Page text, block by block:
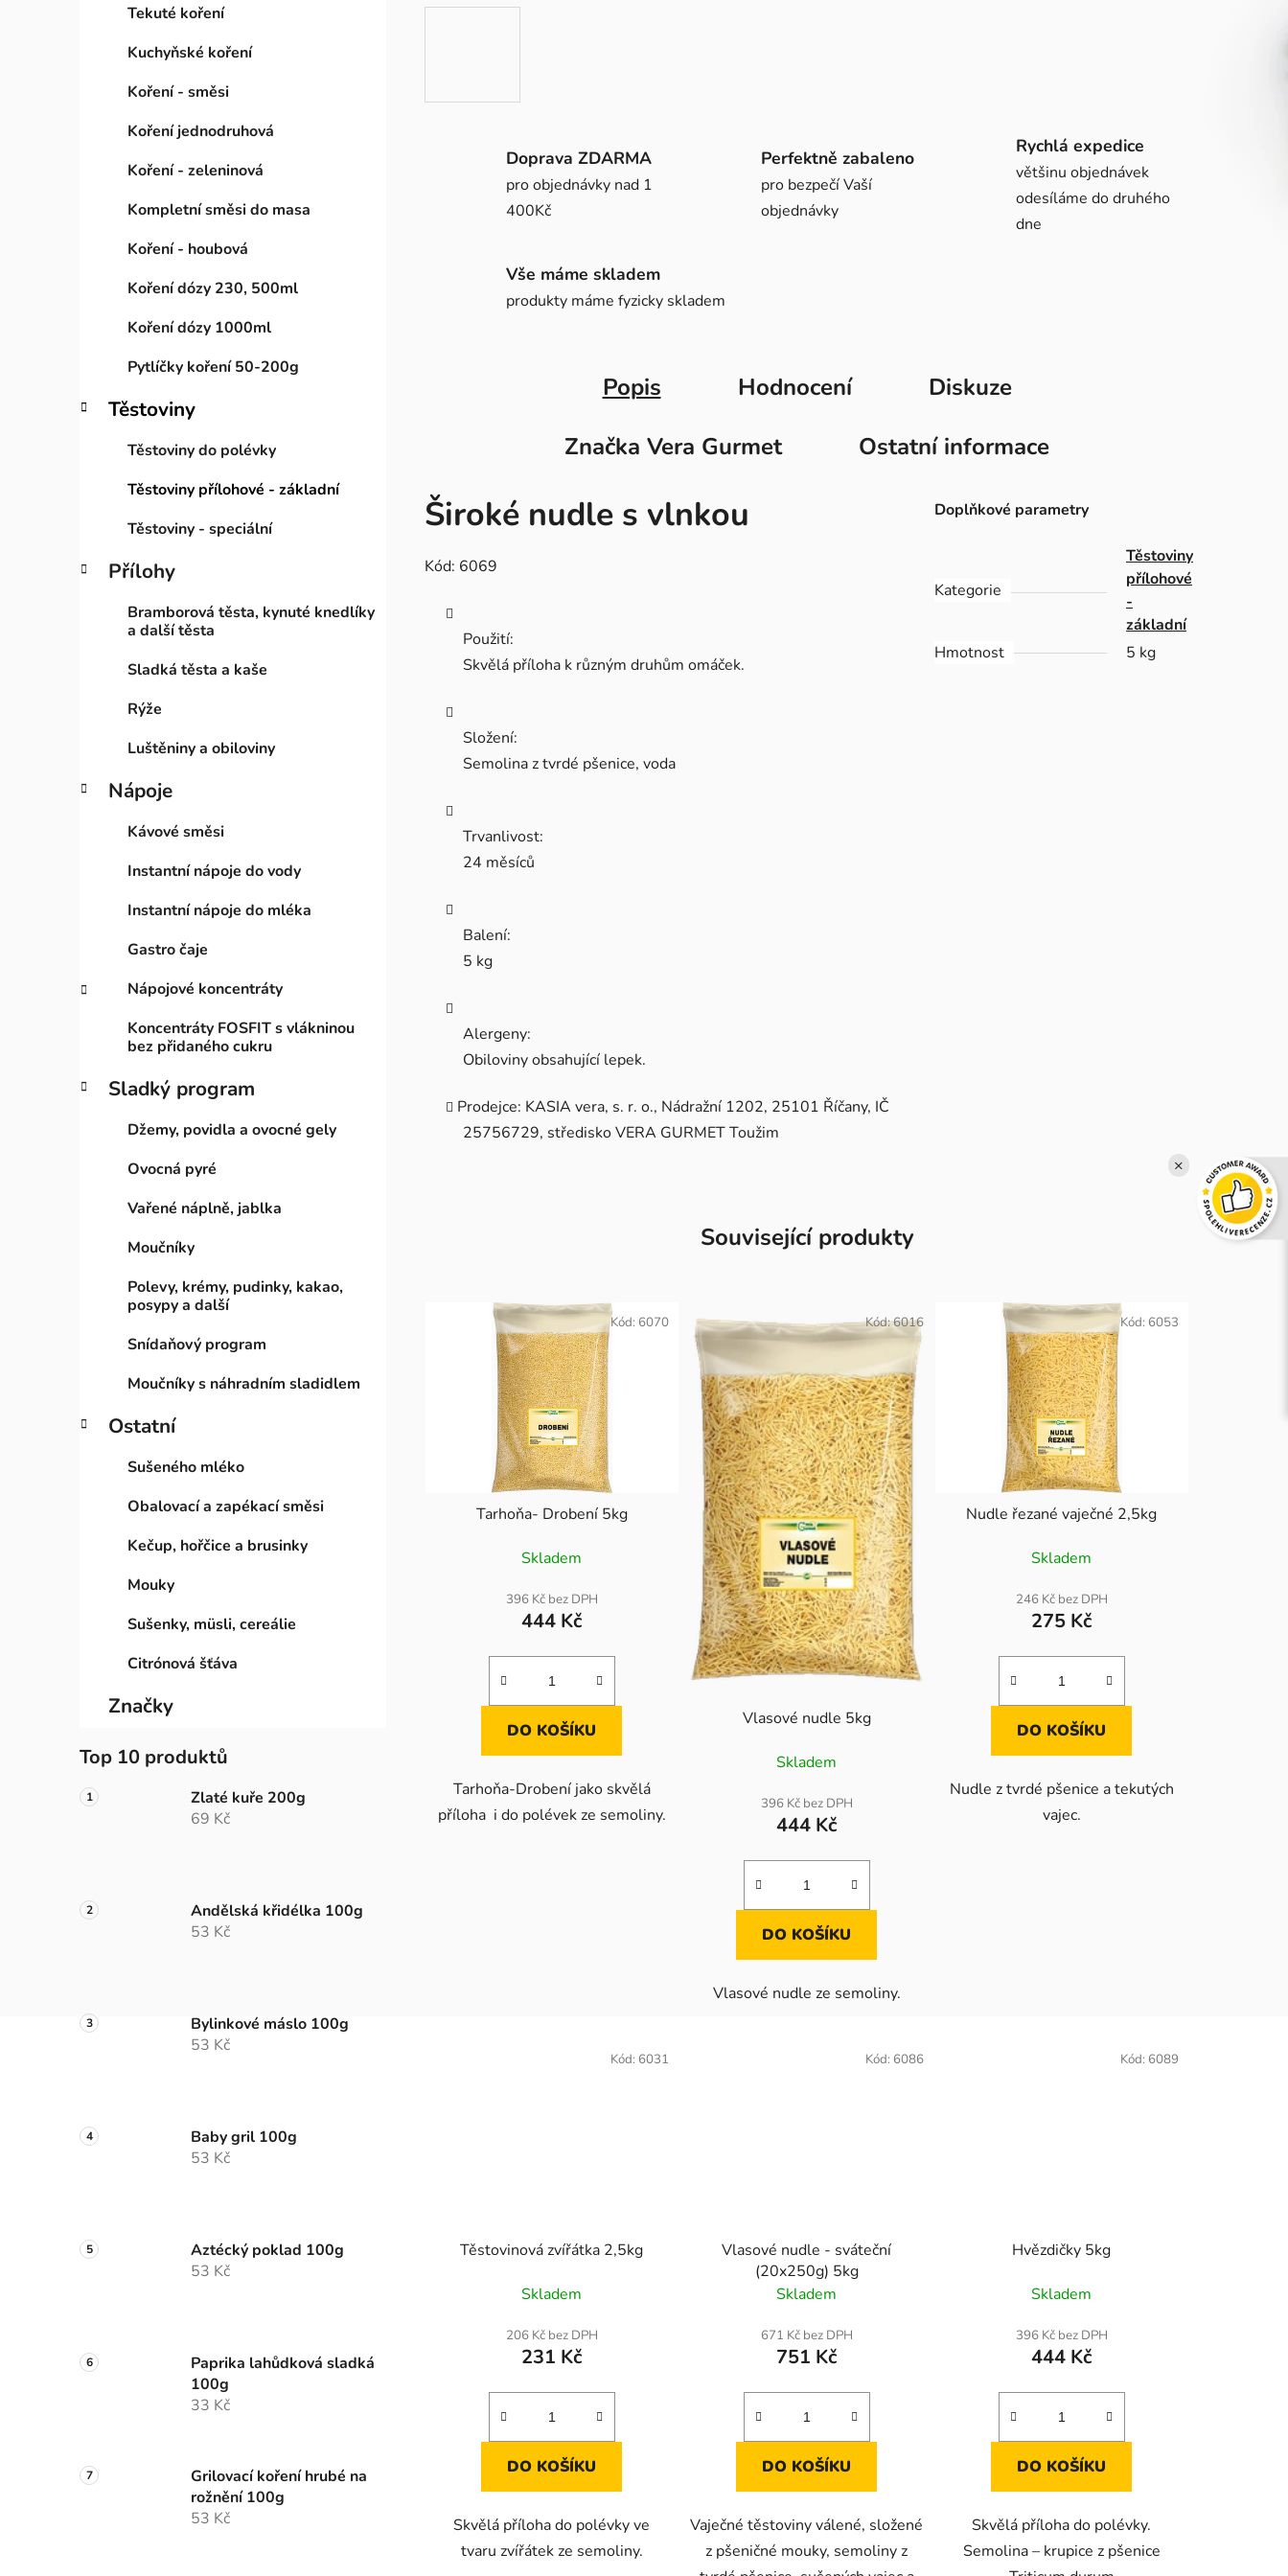
×
Tekuté koření
Kuchyňské koření
Koření - směsi
Koření jednodruhová
Koření - zeleninová
Kompletní směsi do masa
Koření - houbová
Koření dózy 230, 500ml
Koření dózy 1000ml
Pytlíčky koření 50-200g
Těstoviny
Těstoviny do polévky
Těstoviny přílohové - základní
Těstoviny - speciální
Přílohy
Bramborová těsta, kynuté knedlíky
a další těsta
Sladká těsta a kaše
Rýže
Luštěniny a obiloviny
Nápoje
Kávové směsi
Instantní nápoje do vody
Instantní nápoje do mléka
Gastro čaje
Nápojové koncentráty
Koncentráty FOSFIT s vlákninou
bez přidaného cukru
Sladký program
Džemy, povidla a ovocné gely
Ovocná pyré
Vařené náplně, jablka
Moučníky
Polevy, krémy, pudinky, kakao,
posypy a další
Snídaňový program
Moučníky s náhradním sladidlem
Ostatní
Sušeného mléko
Obalovací a zapékací směsi
Kečup, hořčice a brusinky
Mouky
Sušenky, müsli, cereálie
Citrónová šťáva
Značky
Top 10 produktů
Zlaté kuře 200g
69 Kč
Andělská křidélka 100g
53 Kč
Bylinkové máslo 100g
53 Kč
Baby gril 100g
53 Kč
Aztécký poklad 100g
53 Kč
Paprika lahůdková sladká
100g
33 Kč
Grilovací koření hrubé na
rožnění 100g
53 Kč
Doprava ZDARMA
pro objednávky nad 1
400Kč
Perfektně zabaleno
pro bezpečí Vaší
objednávky
Rychlá expedice
většinu objednávek
odesíláme do druhého
dne
Vše máme skladem
produkty máme fyzicky skladem
Popis Hodnocení
Diskuze
Značka Vera Gurmet Ostatní informace
Široké nudle s vlnkou
Kód: 6069
Použití:
Skvělá příloha k různým druhům omáček.
Složení:
Semolina z tvrdé pšenice, voda
Trvanlivost:
24 měsíců
Balení:
5 kg
Alergeny:
Obiloviny obsahující lepek.
Prodejce: KASIA vera, s. r. o., Nádražní 1202, 25101 Říčany, IČ
25756729, středisko VERA GURMET Toužim
Doplňkové parametry
Kategorie
Těstoviny
přílohové
-
základní
Hmotnost
5 kg
Související produkty
Tarhoňa- Drobení 5kg
Skladem
396 Kč bez DPH
444 Kč
DO KOŠÍKU
Tarhoňa-Drobení jako skvělá
příloha i do polévek ze semoliny.
Kód: 6070
Vlasové nudle 5kg
Skladem
396 Kč bez DPH
444 Kč
DO KOŠÍKU
Vlasové nudle ze semoliny.
Kód:6016
Nudle řezané vaječné 2,5kg
Skladem
246 Kč bez DPH
275 Kč
DO KOŠÍKU
Nudle z tvrdé pšenice a tekutých
vajec.
Kód: 6053
Těstovinová zvířátka 2,5kg
Skladem
206 Kč bez DPH
231 Kč
DO KOŠÍKU
Skvělá příloha do polévky ve
tvaru zvířátek ze semoliny.
Kód: 6031
Vlasové nudle - sváteční
(20x250g) 5kg
Skladem
671 Kč bez DPH
751 Kč
DO KOŠÍKU
Vaječné těstoviny válené, složené
z pšeničné mouky, semoliny z
Kód: 6086
Hvězdičky 5kg
Skladem
396 Kč bez DPH
444 Kč
DO KOŠÍKU
Skvělá příloha do polévky.
Semolina – krupice z pšenice
Kód: 6089